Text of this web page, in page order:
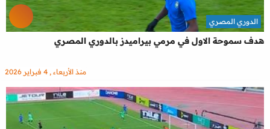
هدف سموحة الاول في مرمي بيراميدز بالدوري المصري
الدوري المصري
منذ الأربعاء , 4 فبراير 2026